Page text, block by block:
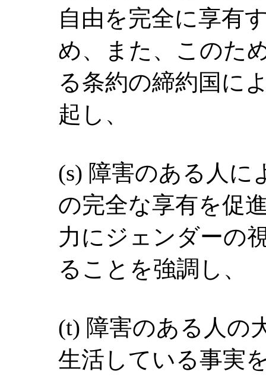
自由を完全に享有
め、また、このた
る条約の締約国に
起し、
(s) 障害のある人に
の完全な享有を促
力にジェンダーの
ることを強調し、
(t) 障害のある人の
生活している事実